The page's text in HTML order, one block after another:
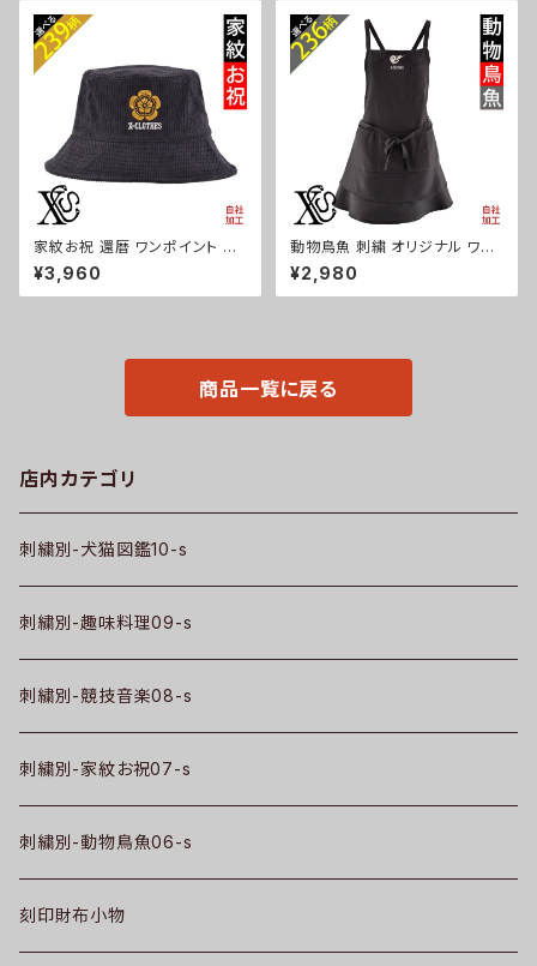
g170-b09-s
s
家紋お祝 還暦 ワンポイント 刺
繍 オリジナル コーデュロイ バ
ケットハット メンズ レディース
帽子 自社ブランド ロゴ グッズ
¥3,960
動物鳥魚 刺繍 オリジナル ワン
ポイント エプロン プレゼント ワ
ンピース レディース 撥水加工
おしゃれ かわいい フリル ティア
¥2,980
商品一覧に戻る
店内カテゴリ
刺繍別-犬猫図鑑10-s
刺繍別-趣味料理09-s
刺繍別-競技音楽08-s
刺繍別-家紋お祝07-s
刺繍別-動物鳥魚06-s
刻印財布小物